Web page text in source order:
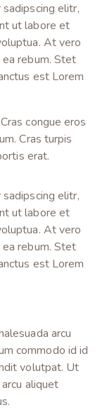
elitr,
ut labore et
At vero
rebum. Stet
est Lorem
congue eros
Cras turpis
erat.
elitr,
ut labore et
At vero
rebum. Stet
est Lorem
arcu
commodo id id
volutpat. Ut
aliquet